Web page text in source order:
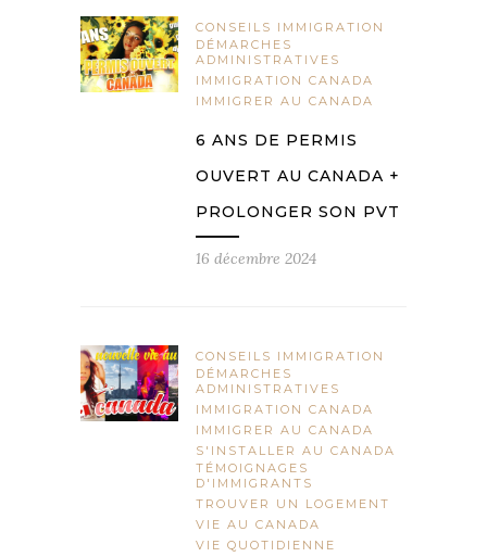
CONSEILS IMMIGRATION
DÉMARCHES
ADMINISTRATIVES
IMMIGRATION CANADA
IMMIGRER AU CANADA
6 ANS DE PERMIS
OUVERT AU CANADA +
PROLONGER SON PVT
16 décembre 2024
CONSEILS IMMIGRATION
DÉMARCHES
ADMINISTRATIVES
IMMIGRATION CANADA
IMMIGRER AU CANADA
S'INSTALLER AU CANADA
TÉMOIGNAGES
D'IMMIGRANTS
TROUVER UN LOGEMENT
VIE AU CANADA
VIE QUOTIDIENNE